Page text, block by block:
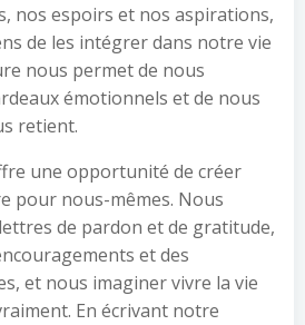
nos espoirs et nos aspirations,
de les intégrer dans notre vie
nous permet de nous
émotionnels et de nous
retient.
une opportunité de créer
pour nous-mêmes. Nous
de pardon et de gratitude,
et des
et nous imaginer vivre la vie
En écrivant notre